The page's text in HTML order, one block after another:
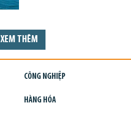
XEM THÊM
CÔNG NGHIỆP
HÀNG HÓA